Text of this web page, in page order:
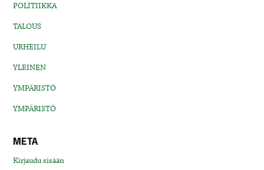
POLITIIKKA
TALOUS
URHEILU
YLEINEN
YMPÄRISTÖ
YMPÄRISTÖ
META
Kirjaudu sisään